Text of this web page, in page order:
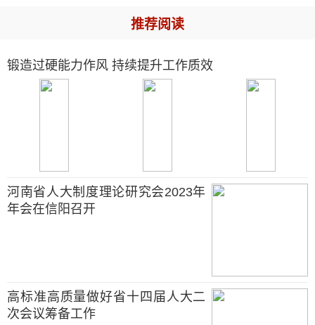
推荐阅读
锻造过硬能力作风 持续提升工作质效
河南省人大制度理论研究会2023年
年会在信阳召开
高标准高质量做好省十四届人大二
次会议筹备工作